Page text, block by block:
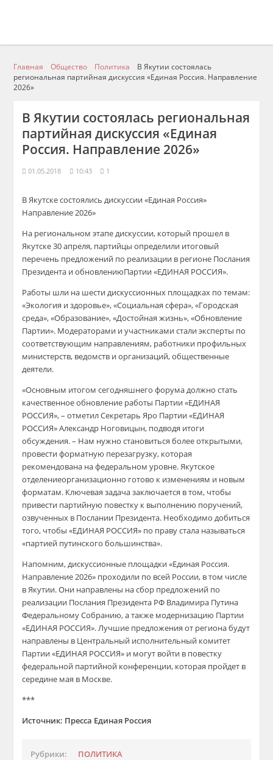
Главная Общество Политика
В Якутии состоялась
региональная партийная дискуссия «Единая Россия. Направление
2026»
В Якутии состоялась региональная
партийная дискуссия «Единая
Россия. Направление 2026»
01.05.2018 10:43 1
ВЯкутскесостоялись дискуссии «Единая Россия»
Направление 2026»
На региональном этапе дискуссии, который прошел в
Якутске 30апреля, партийцы определили итоговый
перечень предложений по реализации в регионе Послания
Президента и обновлениюПартии«ЕДИНАЯ РОССИЯ».
Работы шли на шести дискуссионных площадках по темам:
«Экология и здоровье», «Социальная сфера», «Городская
среда», «Образование», «Достойная жизнь», «Обновление
Партии». Модераторами и участниками стали эксперты по
соответствующим направлениям, работники профильных
министерств, ведомств и организаций, общественные
деятели.
«Основным итогом сегодняшнего форума должно стать
качественное обновление работы Партии«ЕДИНАЯ
РОССИЯ», – отметилСекретарь Яро Партии «ЕДИНАЯ
РОССИЯ» Александр Ноговицын, подводя итоги
обсуждения. – Нам нужно становиться более открытыми,
провести форматную перезагрузку, которая
рекомендована на федеральном уровне.Якутское
отделениеорганизационно готово к изменениям и новым
форматам. Ключевая задача заключается в том, чтобы
привести партийную повестку к выполнению поручений,
озвученных в Послании Президента. Необходимо добиться
того, чтобы «ЕДИНАЯ РОССИЯ» по праву стала называться
«партией путинского большинства».
Напомним, дискуссионные площадки «Единая Россия.
Направление 2026» проходили по всей России, в том числе
вЯкутии. Они направлены на сбор предложений по
реализации Послания Президента РФ Владимира Путина
Федеральному Собранию, а также модернизацию Партии
«ЕДИНАЯ РОССИЯ». Лучшие предложения от региона будут
направлены в Центральный исполнительный комитет
Партии«ЕДИНАЯ РОССИЯ» и могут войти в повестку
федеральной партийной конференции, которая пройдет в
середине мая в Москве.
***
Источник: Пресса Единая Россия
Рубрики: ПОЛИТИКА